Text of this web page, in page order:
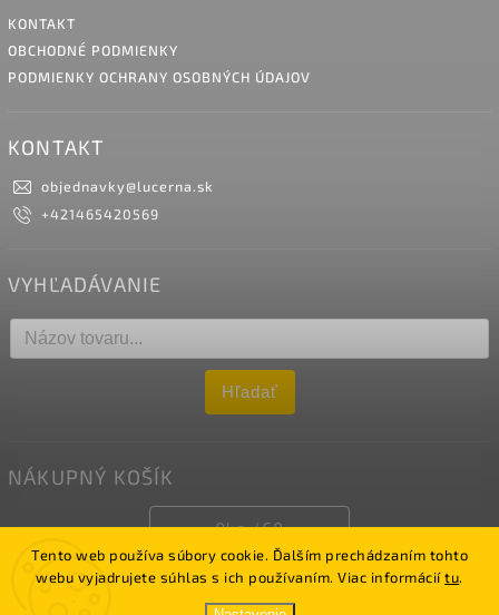
Tento web používa súbory cookie. Ďalším prechádzaním tohto
webu vyjadrujete súhlas s ich používaním. Viac informáciítu.
KONTAKT
OBCHODNÉ PODMIENKY
PODMIENKY OCHRANY OSOBNÝCH ÚDAJOV
KONTAKT
objednavky@lucerna.sk
+421465420569
VYHĽADÁVANIE
Hľadať
NÁKUPNÝ KOŠÍK
0ks /€0
LUCERNA. Všetky práva vyhradené.